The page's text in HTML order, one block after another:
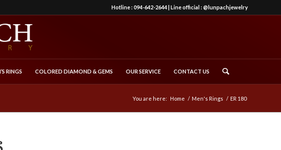
Hotline :094-642-2644| Line official :@lunpachjewelry
RINGS COLORED DIAMOND & GEMS OUR SERVICE CONTACT US
You are here: Home / Men's Rings / ER 180